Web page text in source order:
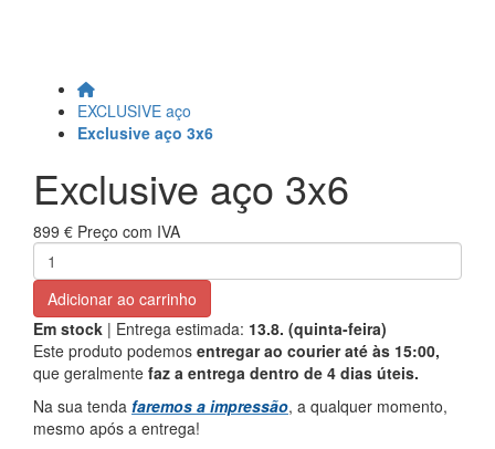
EXCLUSIVE aço
Exclusive aço 3x6
Exclusive aço 3x6
899 € Preço com IVA
Adicionar ao carrinho
Em stock | Entrega estimada: 13.8. (quinta-feira)
Este produto podemos entregar ao courier até às 15:00,
que geralmente faz a entrega dentro de 4 dias úteis.
Na sua tenda faremos a impressão, a qualquer momento,
mesmo após a entrega!